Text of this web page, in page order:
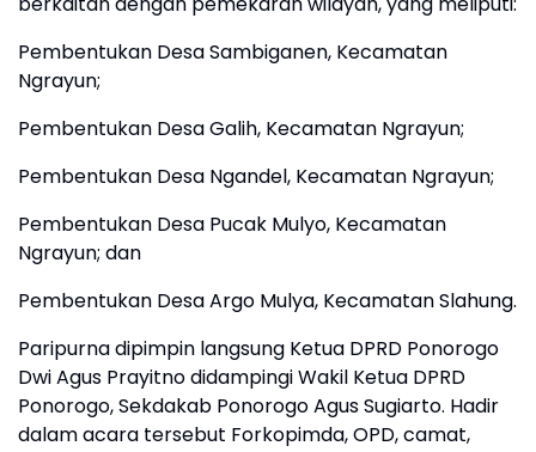
​Pembentukan Desa Sambiganen, Kecamatan
Ngrayun;
​Pembentukan Desa Galih, Kecamatan Ngrayun;
​Pembentukan Desa Ngandel, Kecamatan Ngrayun;
​Pembentukan Desa Pucak Mulyo, Kecamatan
Ngrayun; dan
​Pembentukan Desa Argo Mulya, Kecamatan Slahung.
Paripurna dipimpin langsung Ketua DPRD Ponorogo
Dwi Agus Prayitno didampingi Wakil Ketua DPRD
Ponorogo, Sekdakab Ponorogo Agus Sugiarto. Hadir
dalam acara tersebut Forkopimda, OPD, camat,